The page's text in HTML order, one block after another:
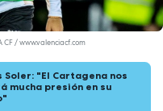
CF / www.valenciacf.com
Soler: "El Cartagena nos
mucha presión en su